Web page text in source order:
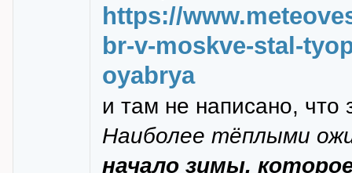
https://
br-v-moskve-stal-
oyabrya
и там не написано, что
Наиболее тёплыми
начало зимы,